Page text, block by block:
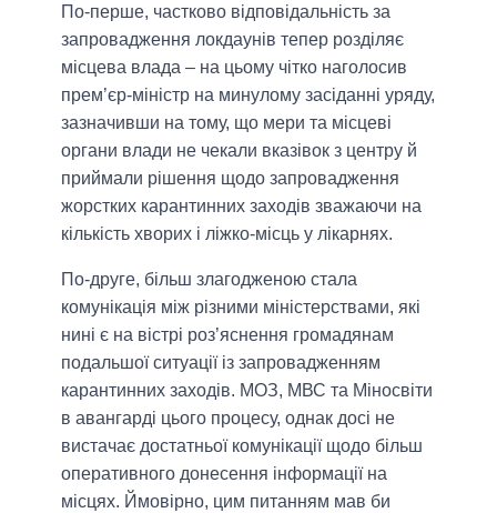
По-перше, частково відповідальність за
запровадження локдаунів тепер розділяє
місцева влада – на цьому чітко наголосив
прем’єр-міністр на минулому засіданні уряду,
зазначивши на тому, що мери та місцеві
органи влади не чекали вказівок з центру й
приймали рішення щодо запровадження
жорстких карантинних заходів зважаючи на
кількість хворих і ліжко-місць у лікарнях.
По-друге, більш злагодженою стала
комунікація між різними міністерствами, які
нині є на вістрі роз’яснення громадянам
подальшої ситуації із запровадженням
карантинних заходів. МОЗ, МВС та Міносвіти
в авангарді цього процесу, однак досі не
вистачає достатньої комунікації щодо більш
оперативного донесення інформації на
місцях. Ймовірно, цим питанням мав би